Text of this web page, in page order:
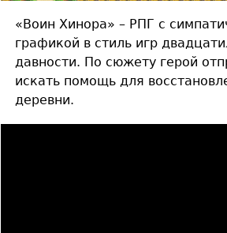
«Воин Хинора» – РПГ с
графикой в стиль игр
давности. По сюжету герой
искать помощь для
деревни.